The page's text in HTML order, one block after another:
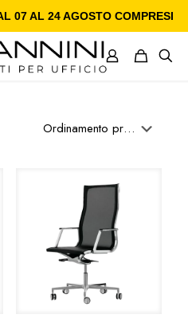
07 AL 24 AGOSTO COMPRESI